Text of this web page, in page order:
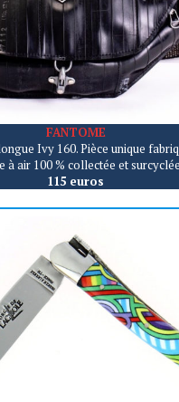
FANTOME
Ivy 160. Pièce unique
à air 100 % collectée et
115 euros